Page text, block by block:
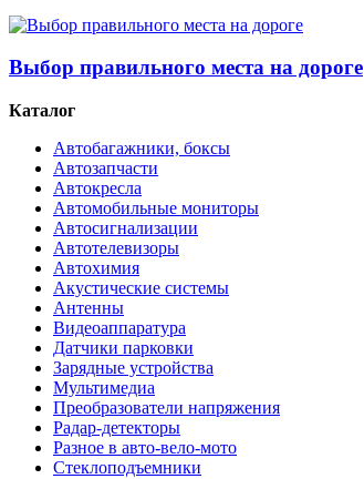
Выбор правильного места на дороге
Каталог
Автобагажники, боксы
Автозапчасти
Автокресла
Автомобильные мониторы
Автосигнализации
Автотелевизоры
Автохимия
Акустические системы
Антенны
Видеоаппаратура
Датчики парковки
Зарядные устройства
Мультимедиа
Преобразователи напряжения
Радар-детекторы
Разное в авто-вело-мото
Стеклоподъемники